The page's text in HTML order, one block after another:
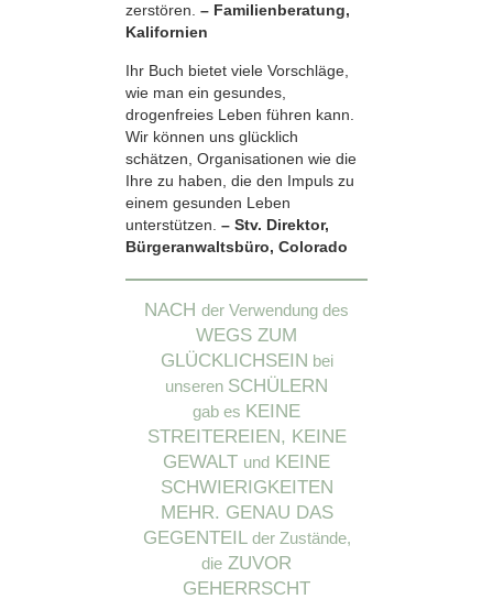
zerstören. – Familienberatung,
Kalifornien
Ihr Buch bietet viele Vorschläge,
wie man ein gesundes,
drogenfreies Leben führen kann.
Wir können uns glücklich
schätzen, Organisationen wie die
Ihre zu haben, die den Impuls zu
einem gesunden Leben
unterstützen. – Stv. Direktor,
Bürgeranwaltsbüro, Colorado
NACH der Verwendung des
WEGS ZUM
GLÜCKLICHSEIN bei
unseren SCHÜLERN
gab es KEINE
STREITEREIEN, KEINE
GEWALT und KEINE
SCHWIERIGKEITEN
MEHR. GENAU DAS
GEGENTEIL der Zustände,
die ZUVOR
GEHERRSCHT